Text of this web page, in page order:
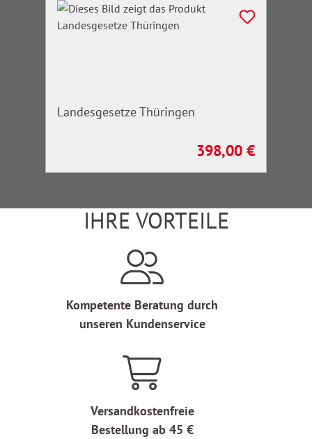
Landesgesetze Thüringen
Regulärer Preis:
398,00 €
IHRE VORTEILE
Kompetente Beratung durch
unseren Kundenservice
Versandkostenfreie
Bestellung ab 45 €